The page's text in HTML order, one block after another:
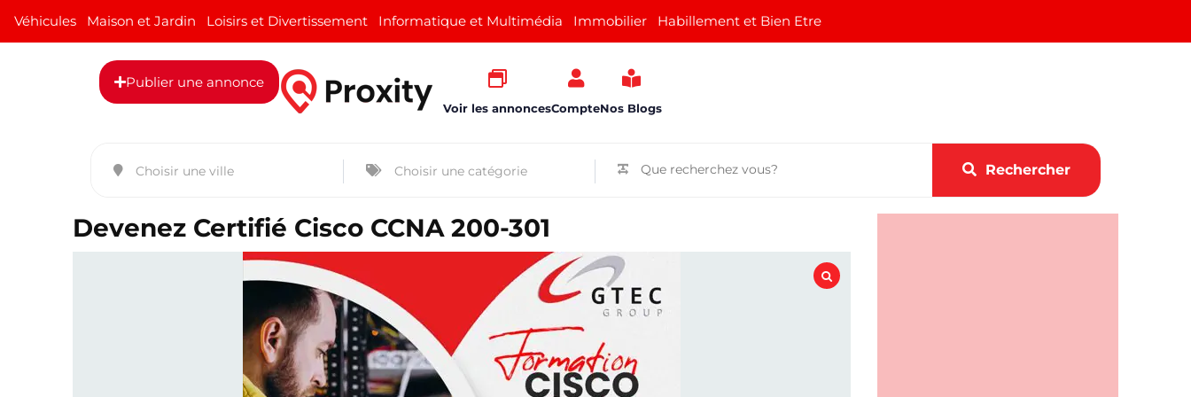
Véhicules Maison et Jardin Loisirs et Divertissement Informatique et Multimédia Immobilier Habillement et Bien Etre
Publier une annonce
Voir les annoncesCompteNos Blogs
Rechercher
Devenez Certifié Cisco CCNA 200-301